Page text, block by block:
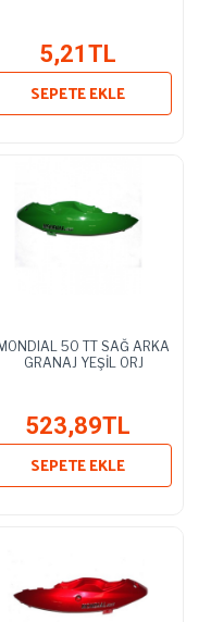
5,21TL
SEPETE EKLE
MONDIAL 50 TT SAĞ ARKA
GRANAJ YEŞİL ORJ
523,89TL
SEPETE EKLE